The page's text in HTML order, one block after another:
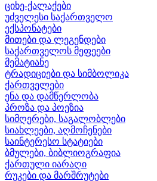
ციხე-ქალაქები
უძველესი საქართველო
ექსპონატები
მითები და ლეგენდები
საქართველოს მეფეები
მემატიანე
ტრადიციები და სიმბოლიკა
ქართველები
ენა და დამწერლობა
პროზა და პოეზია
სიმღერები, საგალობლები
სიახლეები, აღმოჩენები
საინტერესო სტატიები
ბმულები, ბიბლიოგრაფია
ქართული იარაღი
რუკები და მარშრუტები